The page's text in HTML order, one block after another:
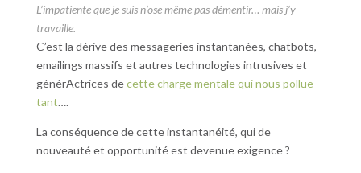
L’impatiente que je suis n’ose même pas démentir… mais j’y
travaille.
C’est la dérive des messageries instantanées, chatbots,
emailings massifs et autres technologies intrusives et
générActrices decette charge mentale qui nous pollue
tant….
La conséquence de cette instantanéité, qui de
nouveauté et opportunité est devenue exigence ?